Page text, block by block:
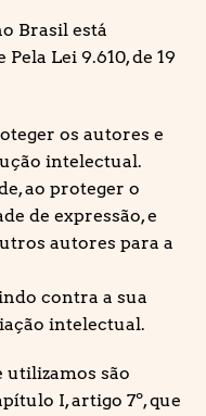
Brasil está
Lei 9.610, de 19
os autores e
intelectual.
ao proteger o
de expressão, e
autores para a
contra a sua
intelectual.
utilizamos são
I, artigo 7º, que